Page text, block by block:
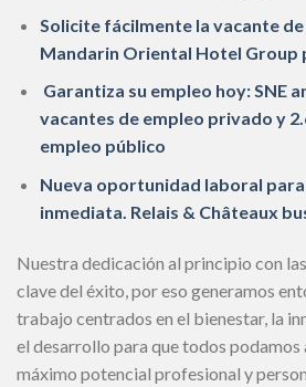
Solicite fácilmente la vacante
Mandarin Oriental Hotel Group
Garantiza su empleo hoy: SNE
vacantes de empleo privado y
empleo público
Nueva oportunidad laboral
inmediata. Relais & Châteaux
Nuestra dedicación al principio con
clave del éxito, por eso generamos
trabajo centrados en el bienestar, la
el desarrollo para que todos podamos
máximo potencial profesional y